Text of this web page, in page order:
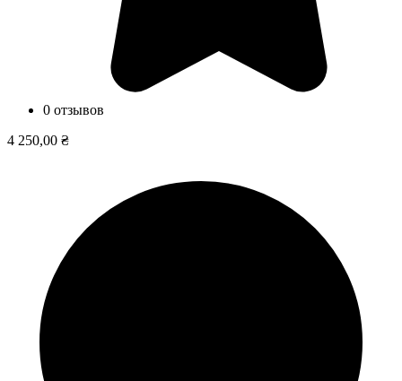
0 отзывов
4 250,00 ₴